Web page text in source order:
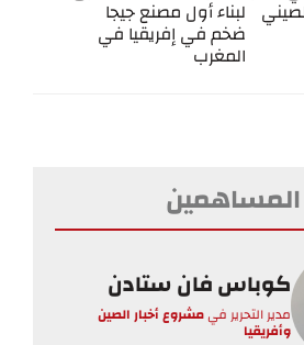
لبناء أول مصنع جيجا
ضخم في إفريقيا في
المغرب
المساهمين
كوباس فان ستادن
مدير التحرير فيمشروع أخبار الصين
وأفريقيا